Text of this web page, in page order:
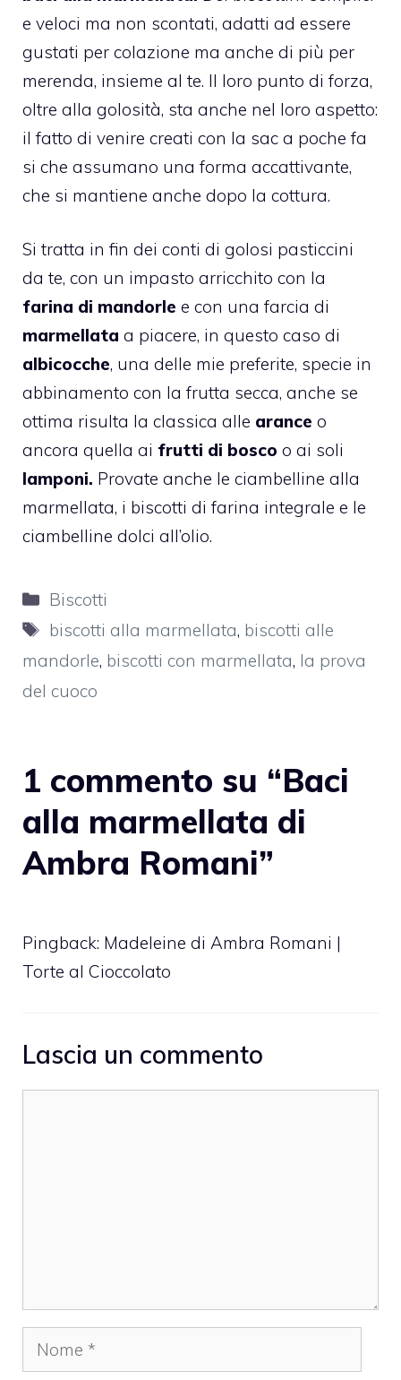
e veloci ma non scontati, adatti ad essere
gustati per colazione ma anche di più per
merenda, insieme al te. Il loro punto di forza,
oltre alla golosità, sta anche nel loro aspetto:
il fatto di venire creati con la sac a poche fa
si che assumano una forma accattivante,
che si mantiene anche dopo la cottura.
Si tratta in fin dei conti di golosi pasticcini
da te, con un impasto arricchito con la
farina di mandorle e con una farcia di
marmellata a piacere, in questo caso di
albicocche, una delle mie preferite, specie in
abbinamento con la frutta secca, anche se
ottima risulta la classica alle arance o
ancora quella ai frutti di bosco o ai soli
lamponi. Provate anche le ciambelline alla
marmellata, i biscotti di farina integrale e le
ciambelline dolci all’olio.
Categorie
Biscotti
Tag
biscotti alla marmellata, biscotti alle
mandorle, biscotti con marmellata, la prova
del cuoco
1 commento su “Baci
alla marmellata di
Ambra Romani”
Pingback: Madeleine di Ambra Romani |
Torte al Cioccolato
Lascia un commento
Nome